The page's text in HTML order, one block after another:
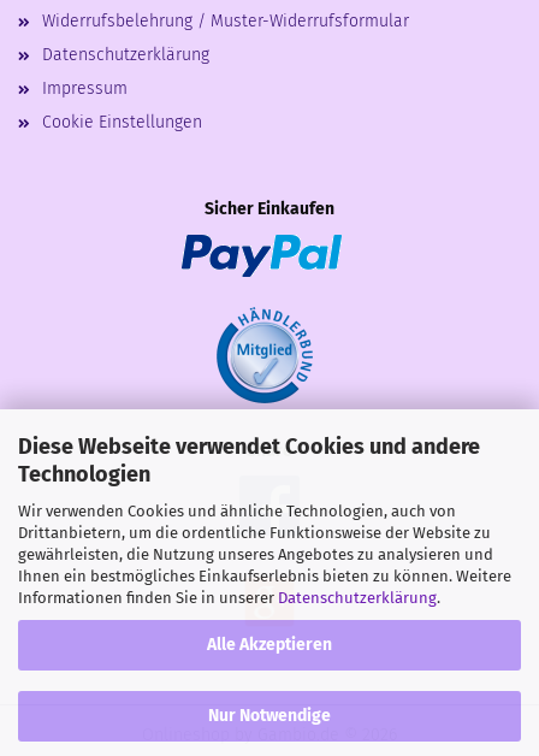
Diese Webseite verwendet Cookies und andere
Technologien
Wir verwenden Cookies und ähnliche Technologien, auch von
Drittanbietern, um die ordentliche Funktionsweise der Website zu
gewährleisten, die Nutzung unseres Angebotes zu analysieren und
Ihnen ein bestmögliches Einkaufserlebnis bieten zu können. Weitere
Informationen finden Sie in unserer Datenschutzerklärung.
Alle Akzeptieren
Nur Notwendige
Widerrufsbelehrung / Muster-Widerrufsformular
Datenschutzerklärung
Impressum
Cookie Einstellungen
Sicher Einkaufen
Share